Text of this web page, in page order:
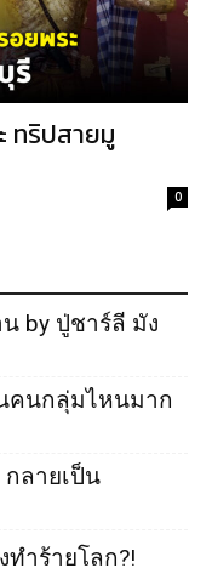
ทริปสายมู
0
by ปู่ชาร์ลี มัง
คนกลุ่มไหนมาก
ลายเป็น
ทำร้ายโลก?!